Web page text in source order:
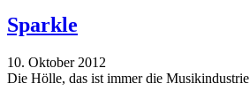
Sparkle
10. Oktober 2012
Die Hölle, das ist immer die Musikindustrie